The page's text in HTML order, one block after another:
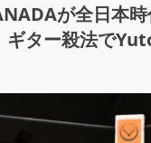
が全日本
ギター殺法で
は考えろ。感じ